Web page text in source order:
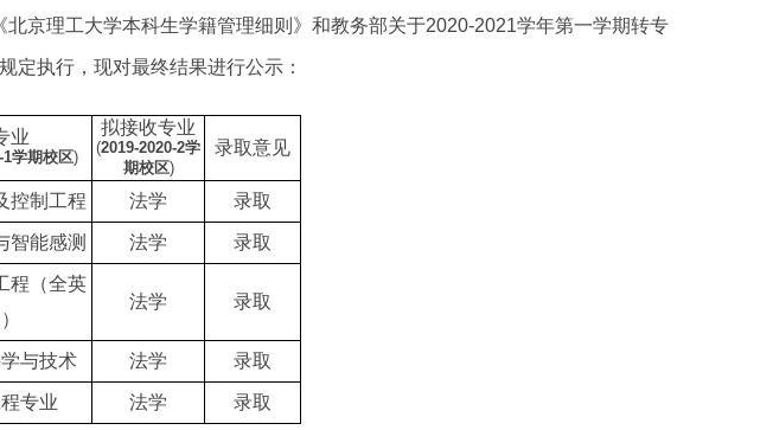
京理工大学本科生学籍管理细则》和教务部关于2020-2021学年第一学期转专
定执行，现对最终结果进行公示：
业
1学期校区)
拟接收专业
(2019-2020-2学
期校区)
录取意见
控制工程 法学 录取
智能感测 法学 录取
程（全英
法学 录取
与技术 法学 录取
专业 法学 录取